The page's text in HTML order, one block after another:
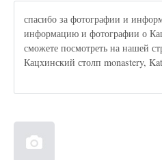
спасибо за фотографии и
информацию и фотографии о
сможете посмотреть на нашей
Кацхинский столп monastery,